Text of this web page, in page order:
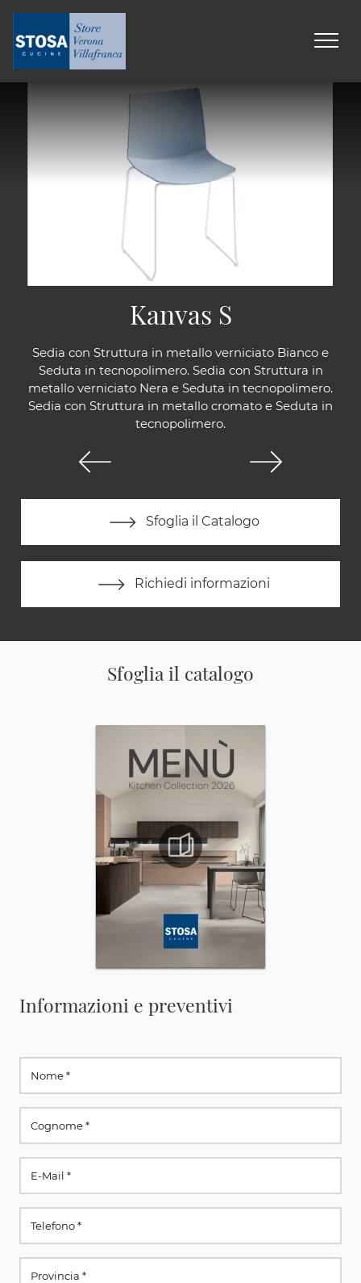
Sedia con Struttura in metallo verniciato Bianco e
Seduta in tecnopolimero. Sedia con Struttura in
metallo verniciato Nera e Seduta in tecnopolimero.
Sedia con Struttura in metallo cromato e Seduta in
tecnopolimero.
Sfoglia il Catalogo
Richiedi informazioni
Kanvas S
Sfoglia il catalogo
Informazioni e preventivi